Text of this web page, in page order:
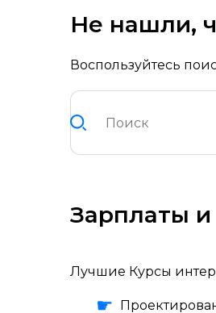
Не нашли,
Воспользуйтесь
Зарплаты и
Лучшие Курсы